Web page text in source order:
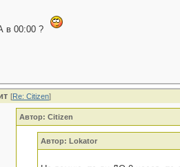
в 00:00 ?
[Re: Citizen]
Автор: Citizen
Автор: Lokator